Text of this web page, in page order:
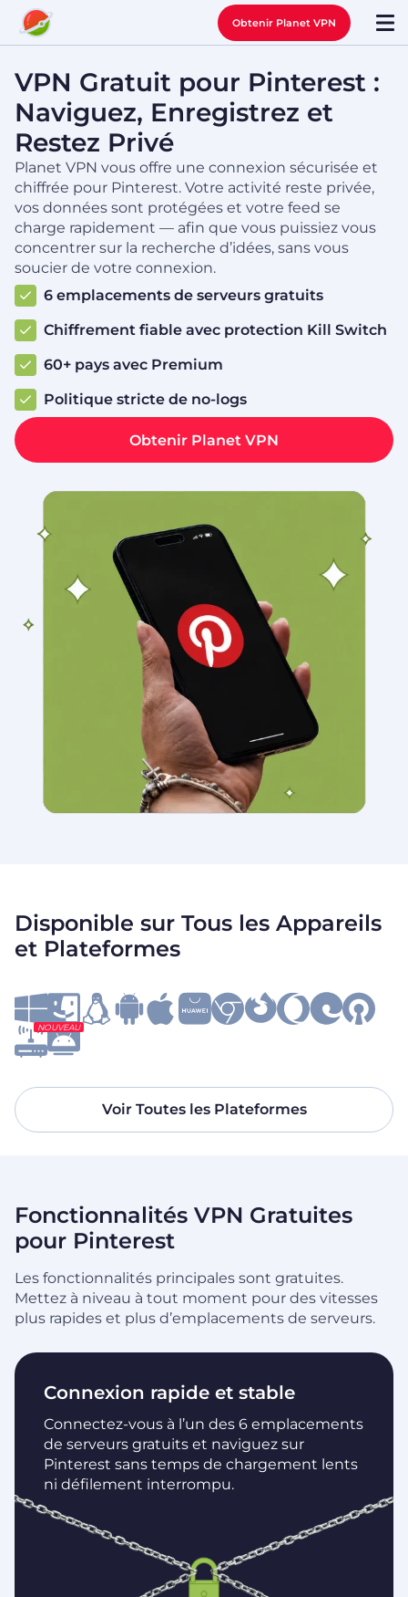
Obtenir Planet VPN
VPN Gratuit pour Pinterest :
Naviguez, Enregistrez et
Restez Privé
Planet VPN vous offre une connexion sécurisée et
chiffrée pour Pinterest. Votre activité reste privée,
vos données sont protégées et votre feed se
charge rapidement — afin que vous puissiez vous
concentrer sur la recherche d’idées, sans vous
soucier de votre connexion.
6 emplacements de serveurs gratuits
Chiffrement fiable avec protection Kill Switch
60+ pays avec Premium
Politique stricte de no-logs
Obtenir Planet VPN
Disponible sur Tous les Appareils
et Plateformes
NOUVEAU
Voir Toutes les Plateformes
Fonctionnalités VPN Gratuites
pour Pinterest
Les fonctionnalités principales sont gratuites.
Mettez à niveau à tout moment pour des vitesses
plus rapides et plus d’emplacements de serveurs.
Connexion rapide et stable
Connectez-vous à l’un des 6 emplacements
de serveurs gratuits et naviguez sur
Pinterest sans temps de chargement lents
ni défilement interrompu.